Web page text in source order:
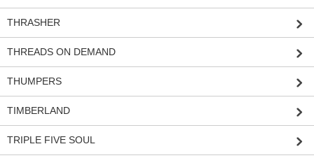
THRASHER
THREADS ON DEMAND
THUMPERS
TIMBERLAND
TRIPLE FIVE SOUL